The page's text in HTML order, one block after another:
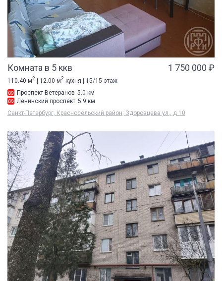
Комната в 5 ккв 1 750 000 ₽
110.40 м2 | 12.00 м2 кухня | 15/15 этаж
Проспект Ветеранов 5.0 км
Ленинский проспект 5.9 км
Санкт-Петербург, Красносельский район, Здоровцева ул., д 10